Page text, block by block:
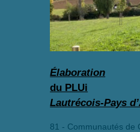
Élaboration
du PLUi
Lautrécois-Pays
81 - Communautés de